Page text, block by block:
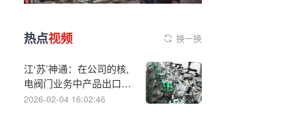
热点视频 换一换
江‘苏’神通：在公司的核,
电阀门业务中产品出口目
前主要采用间接出口的方
2026-02-04 16:02:46